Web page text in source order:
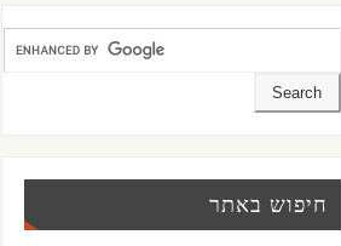
חיפוש באתר